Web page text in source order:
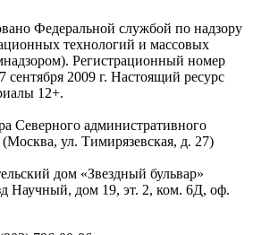
Федеральной службой по надзору
технологий и массовых
Регистрационный номер
2009 г. Настоящий ресурс
12+.
Северного административного
ул. Тимирязевская, д. 27)
дом «Звездный бульвар»
Научный, дом 19, эт. 2, ком. 6Д, оф.